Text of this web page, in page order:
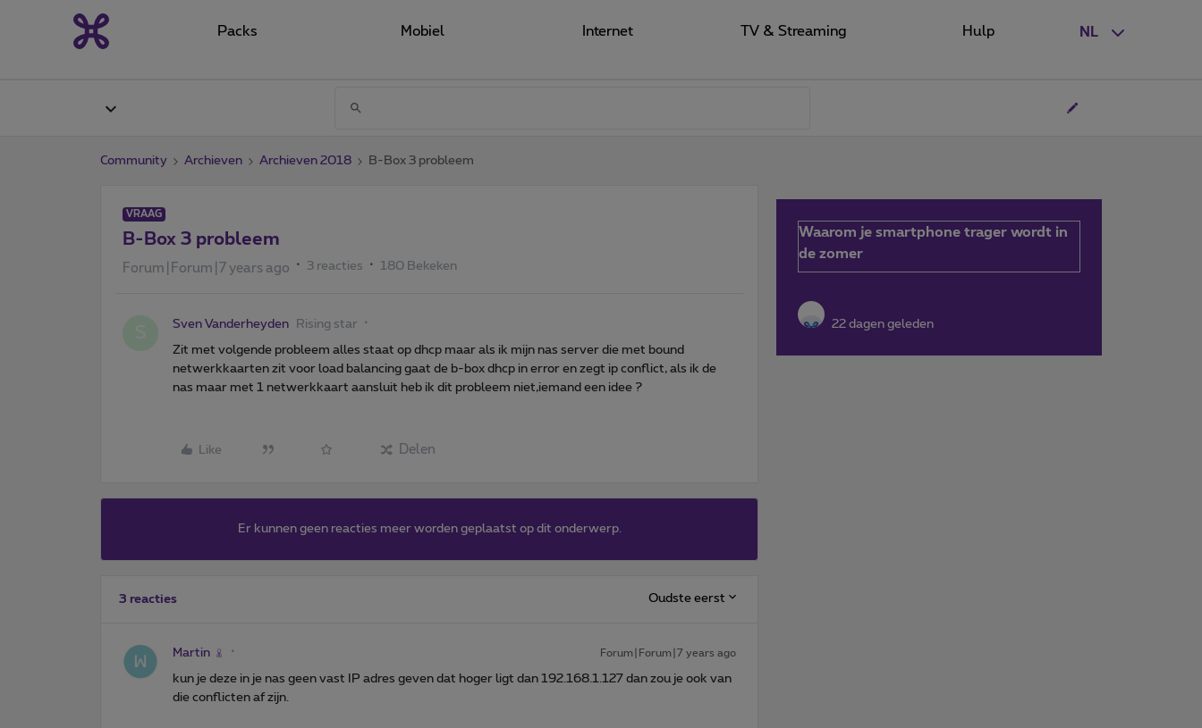
NL
Packs Mobiel Internet TV & Streaming Hulp
Community Archieven Archieven 2018 B-Box 3 probleem
VRAAG
B-Box 3 probleem
Forum|Forum|7 years ago 3 reacties 180 Bekeken
Sven Vanderheyden Rising star
Zit met volgende probleem alles staat op dhcp maar als ik mijn nas server die met bound
netwerkkaarten zit voor load balancing gaat de b-box dhcp in error en zegt ip conflict, als ik de
nas maar met 1 netwerkkaart aansluit heb ik dit probleem niet,iemand een idee ?
Like Delen
Er kunnen geen reacties meer worden geplaatst op dit onderwerp.
3 reacties Oudste eerst
Martin Forum|Forum|7 years ago
kun je deze in je nas geen vast IP adres geven dat hoger ligt dan 192.168.1.127 dan zou je ook van
die conflicten af zijn.
Waarom je smartphone trager wordt in
de zomer
22 dagen geleden